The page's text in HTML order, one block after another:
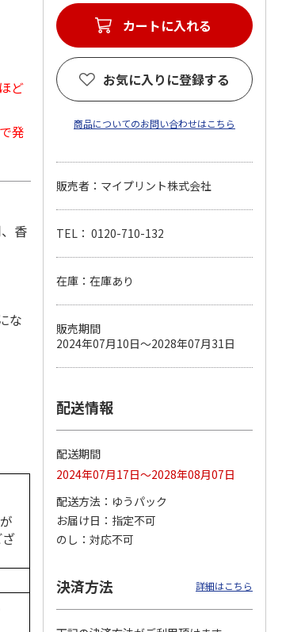
ーン パウ
育つ子ね
税込)
ペット線香 虹のか
なた フルーティフ
ローラルの香り
590円
(送料別・税込)
えBOX とりささ…
380円
(送料別・税込)
ど
発
香
な
カートに入れる
お気に入りに登録する
商品についてのお問い合わせはこちら
販売者：マイプリント株式会社
TEL： 0120-710-132
在庫：在庫あり
販売期間
2024年07月10日～2028年07月31日
配送情報
配送期間
2024年07月17日～2028年08月07日
配送方法
ゆうパック
お届け日
指定不可
のし
対応不可
決済方法 詳細はこちら